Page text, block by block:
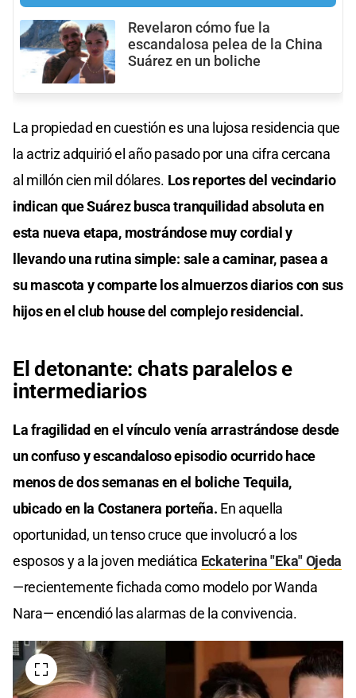
Revelaron cómo fue la
escandalosa pelea de la China
Suárez en un boliche
La propiedad en cuestión es una lujosa residencia que
la actriz adquirió el año pasado por una cifra cercana
al millón cien mil dólares. Los reportes del vecindario
indican que Suárez busca tranquilidad absoluta en
esta nueva etapa, mostrándose muy cordial y
llevando una rutina simple: sale a caminar, pasea a
su mascota y comparte los almuerzos diarios con sus
hijos en el club house del complejo residencial.
El detonante: chats paralelos e
intermediarios
La fragilidad en el vínculo venía arrastrándose desde
un confuso y escandaloso episodio ocurrido hace
menos de dos semanas en el boliche Tequila,
ubicado en la Costanera porteña. En aquella
oportunidad, un tenso cruce que involucró a los
esposos y a la joven mediática Eckaterina "Eka" Ojeda
—recientemente fichada como modelo por Wanda
Nara— encendió las alarmas de la convivencia.